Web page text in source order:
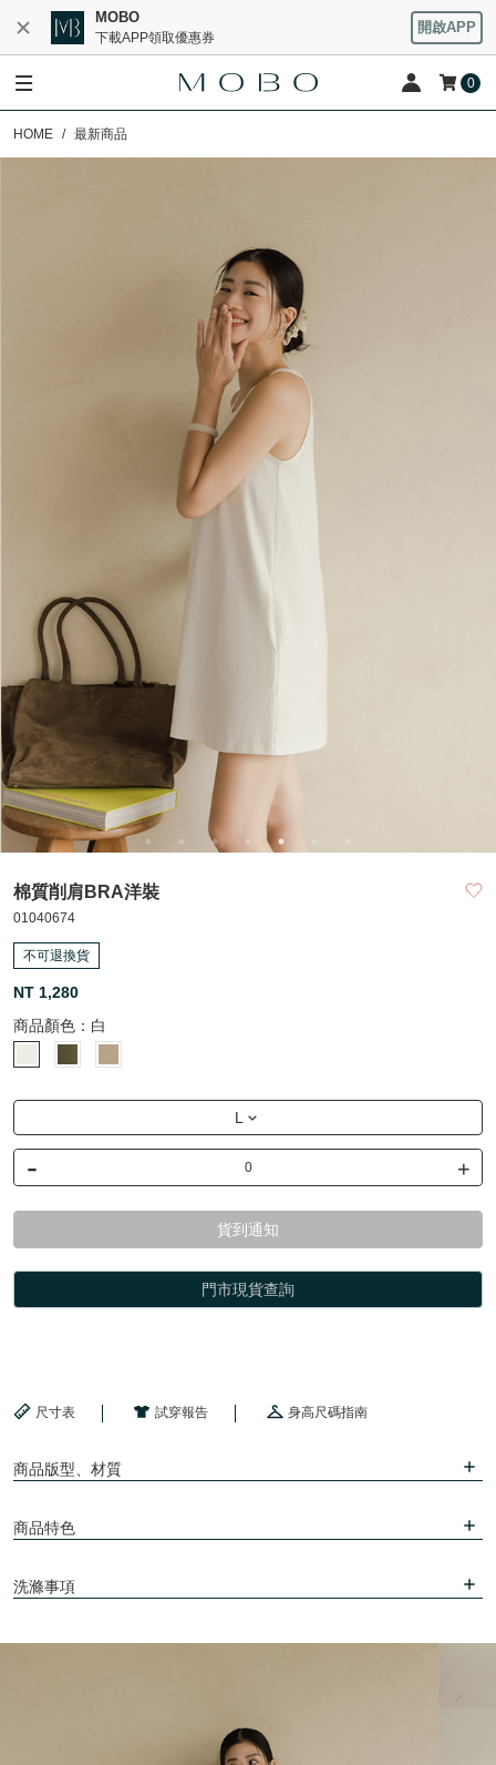
MOBO
下載APP領取優惠券
開啟APP
0
HOME 最新商品
棉質削肩BRA洋裝
01040674
不可退換貨
NT 1,280
商品顏色： 白
L
- +
貨到通知
門市現貨查詢
尺寸表 試穿報告 身高尺碼指南
商品版型、材質
商品特色
洗滌事項